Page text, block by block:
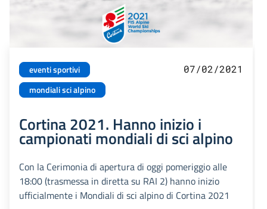
eventi sportivi
mondiali sci alpino
07/02/2021
Cortina 2021. Hanno inizio i
campionati mondiali di sci alpino
Con la Cerimonia di apertura di oggi pomeriggio alle
18:00 (trasmessa in diretta su RAI 2) hanno inizio
ufficialmente i Mondiali di sci alpino di Cortina 2021